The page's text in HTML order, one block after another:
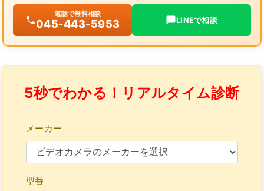
電話で無料相談
045-443-5953 LINEで相談
5秒でわかる！リアルタイム診断
メーカー
型番